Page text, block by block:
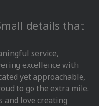
details that
service,
excellence with
yet approachable,
to go the extra mile.
love creating